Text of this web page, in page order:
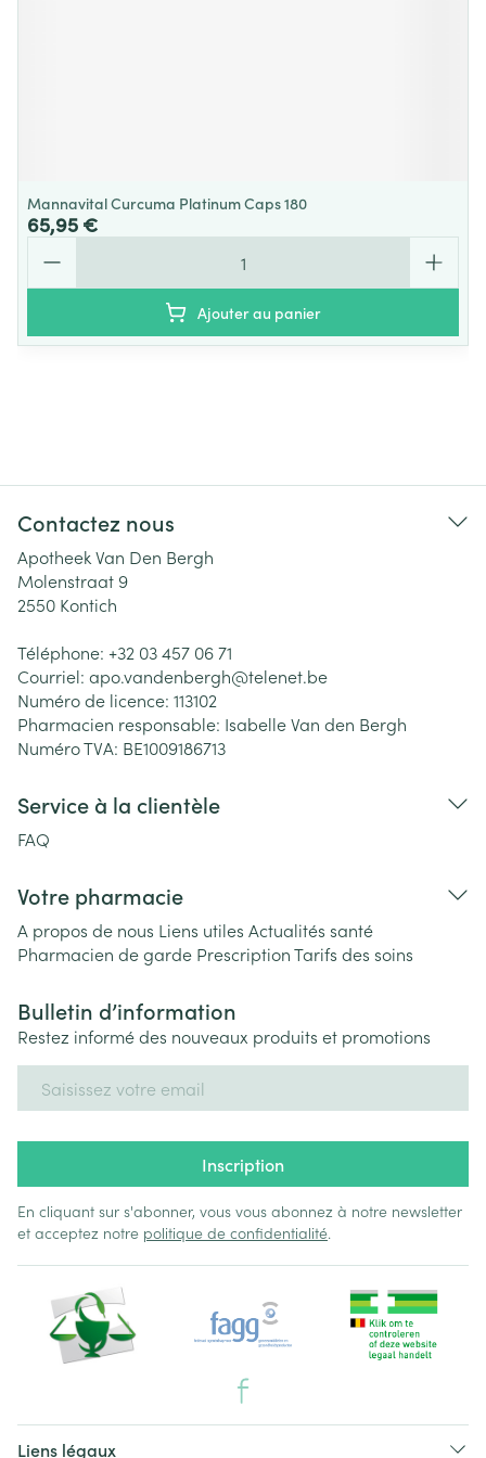
Mannavital Curcuma Platinum Caps 180
65,95 €
Ajouter au panier
Contactez nous
Apotheek Van Den Bergh
Molenstraat 9
2550 Kontich
Téléphone: +32 03 457 06 71
Courriel: apo.vandenbergh@telenet.be
Numéro de licence: 113102
Pharmacien responsable: Isabelle Van den Bergh
Numéro TVA: BE1009186713
Service à la clientèle
FAQ
Votre pharmacie
A propos de nous Liens utiles Actualités santé
Pharmacien de garde PrescriptionTarifs des soins
Bulletin d’information
Restez informé des nouveaux produits et promotions
Inscription
En cliquant sur s'abonner, vous vous abonnez à notre newsletter
et acceptez notre politique de confidentialité.
Liens légaux